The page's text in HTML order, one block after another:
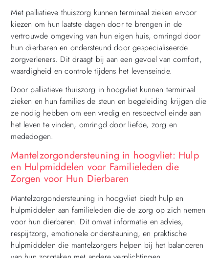
Met palliatieve thuiszorg kunnen terminaal zieken ervoor
kiezen om hun laatste dagen door te brengen in de
vertrouwde omgeving van hun eigen huis, omringd door
hun dierbaren en ondersteund door gespecialiseerde
zorgverleners. Dit draagt bij aan een gevoel van comfort,
waardigheid en controle tijdens het levenseinde.
Door palliatieve thuiszorg in hoogvliet kunnen terminaal
zieken en hun families de steun en begeleiding krijgen die
ze nodig hebben om een vredig en respectvol einde aan
het leven te vinden, omringd door liefde, zorg en
mededogen.
Mantelzorgondersteuning in hoogvliet: Hulp
en Hulpmiddelen voor Familieleden die
Zorgen voor Hun Dierbaren
Mantelzorgondersteuning in hoogvliet biedt hulp en
hulpmiddelen aan familieleden die de zorg op zich nemen
voor hun dierbaren. Dit omvat informatie en advies,
respijtzorg, emotionele ondersteuning, en praktische
hulpmiddelen die mantelzorgers helpen bij het balanceren